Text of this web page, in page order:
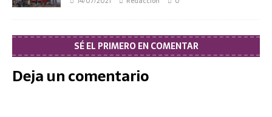
SÉ EL PRIMERO EN COMENTAR
Deja un comentario